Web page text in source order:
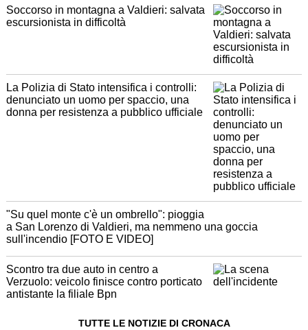
Soccorso in montagna a Valdieri: salvata
escursionista in difficoltà
La Polizia di Stato intensifica i controlli:
denunciato un uomo per spaccio, una
donna per resistenza a pubblico ufficiale
"Su quel monte c'è un ombrello": pioggia
a San Lorenzo di Valdieri, ma nemmeno una goccia
sull'incendio [FOTO E VIDEO]
Scontro tra due auto in centro a
Verzuolo: veicolo finisce contro porticato
antistante la filiale Bpn
TUTTE LE NOTIZIE DI CRONACA